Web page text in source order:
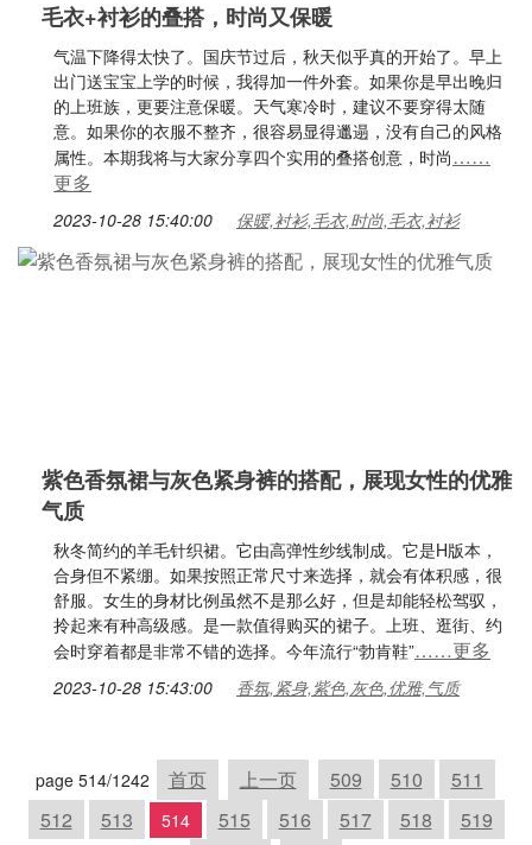
毛衣+衬衫的叠搭，时尚又保暖
气温下降得太快了。国庆节过后，秋天似乎真的开始了。早上
出门送宝宝上学的时候，我得加一件外套。如果你是早出晚归
的上班族，更要注意保暖。天气寒冷时，建议不要穿得太随
意。如果你的衣服不整齐，很容易显得邋遢，没有自己的风格
属性。本期我将与大家分享四个实用的叠搭创意，时尚……
更多
2023-10-28 15:40:00 保暖,衬衫,毛衣,时尚,毛衣,衬衫
紫色香氛裙与灰色紧身裤的搭配，展现女性的优雅
气质
秋冬简约的羊毛针织裙。它由高弹性纱线制成。它是H版本，
合身但不紧绷。如果按照正常尺寸来选择，就会有体积感，很
舒服。女生的身材比例虽然不是那么好，但是却能轻松驾驭，
拎起来有种高级感。是一款值得购买的裙子。上班、逛街、约
会时穿着都是非常不错的选择。今年流行“勃肯鞋”……更多
2023-10-28 15:43:00 香氛,紧身,紫色,灰色,优雅,气质
page 514/1242 首页 上一页 509 510
511
512
513 514 515 516 517 518
519